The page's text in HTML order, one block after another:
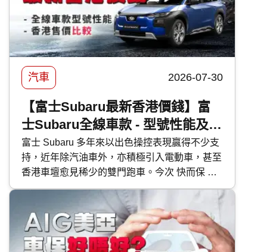
汽車 2026-07-30
【富士Subaru最新香港價錢】富
士Subaru全線車款 - 型號性能及香
港售價比較
富士 Subaru 多年來以出色操控表現贏得不少支
持，近年除汽油車外，亦積極引入電動車，甚至
香港車壇愈見稀少的雙門跑車。今次 快而保 便
為大家逐一剖析富士 Subaru 各車型的特點。